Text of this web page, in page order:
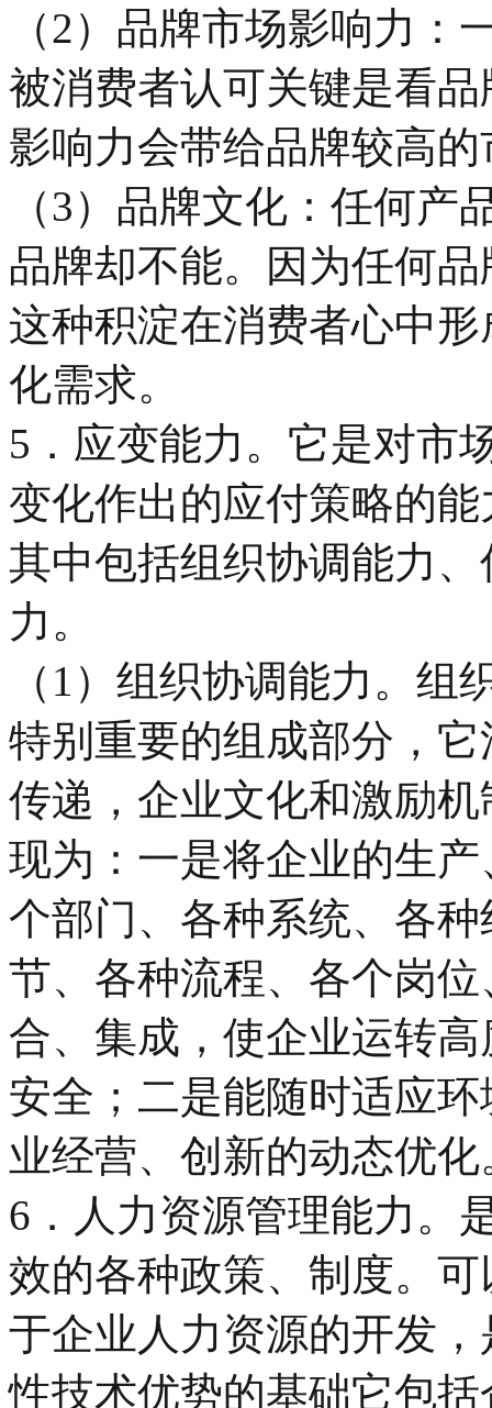
（2）品牌市场影响力
被消费者认可关键是看
影响力会带给品牌较高
（3）品牌文化：任何
品牌却不能。因为任何
这种积淀在消费者心中
化需求。
5．应变能力。它是对市
变化作出的应付策略的能
其中包括组织协调能力
力。
（1）组织协调能力。
特别重要的组成部分，
传递，企业文化和激励
现为：一是将企业的生
个部门、各种系统、各
节、各种流程、各个岗
合、集成，使企业运转
安全；二是能随时适应
业经营、创新的动态优化
6．人力资源管理能力。
效的各种政策、制度。
于企业人力资源的开发
性技术优势的基础它包